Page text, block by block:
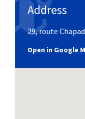
Address
29, route
Open in Google